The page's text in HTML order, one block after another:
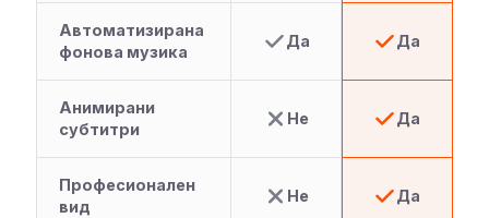
Автоматизирана
фонова музика
Да Да
Анимирани
субтитри
Не Да
Професионален
вид
Не Да